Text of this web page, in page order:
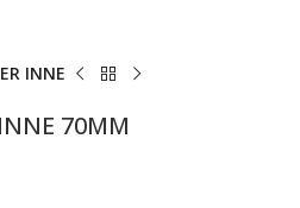
INNE
70MM